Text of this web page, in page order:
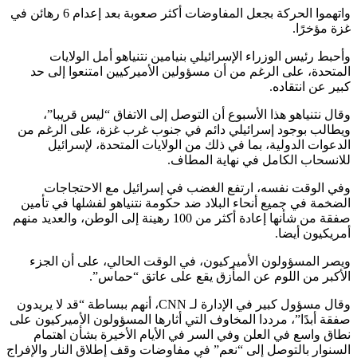
واتهموا الحركة بجعل المفاوضات أكثر صعوبة بعد إعدام 6 رهائن في
غزة مؤخرًا.
وأحبط رئيس الوزراء الإسرائيلي بنيامين نتنياهو أمل الولايات
المتحدة، على الرغم من أن مسؤولين الأميركيين امتنعوا إلى حد
كبير عن انتقاده.
وقال نتنياهو هذا الأسبوع أن التوصل إلى الاتفاق “ليس قريبا”،
ويطالب بوجود إسرائيلي دائم في جنوب غرب غزة، على الرغم من
الدعوات الدولية، بما في ذلك من الولايات المتحدة، لإسرائيل
للانسحاب الكامل في نهاية المطاف.
وفي الوقت نفسه، ارتفع الغضب في إسرائيل مع الاحتجاجات
الضخمة في جميع أنحاء البلاد ضد حكومة نتنياهو لفشلها في تأمين
صفقة من شأنها إعادة أكثر من 100 رهينة إلى الوطن، والعديد منهم
أمريكيون أيضا.
ويصر المسؤولون الأميركيون، في الوقت الحالي، على أن الجزء
الأكبر من اللوم عن المأزق يقع على عاتق “حماس”.
وقال مسؤول كبير في الإدارة لـ CNN، أنهم ببساطة “قد لا يريدون
صفقة أبدًا”، مرددا المخاوف التي أثارها المسؤولون الأميركيون على
نطاق واسع في العلن وفي السر في الأيام الأخيرة بشأن اهتمام
السنوار بالتوصل إلى “نعم” في مفاوضات وقف إطلاق النار والإفراج